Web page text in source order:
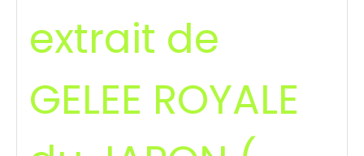
extrait de
GELEE ROYALE